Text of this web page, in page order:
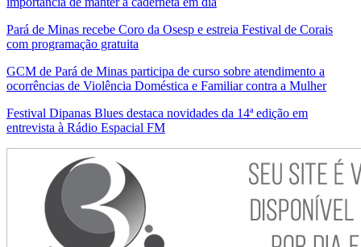
Pará de Minas recebe Coro da Osesp e estreia Festival de Corais
com programação gratuita
GCM de Pará de Minas participa de curso sobre atendimento a
ocorrências de Violência Doméstica e Familiar contra a Mulher
Festival Dipanas Blues destaca novidades da 14ª edição em
entrevista à Rádio Espacial FM